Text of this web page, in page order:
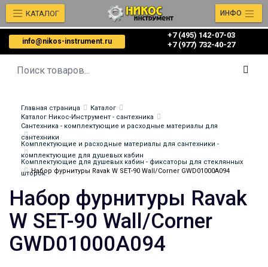
info@nikos-instrument.ru
+7 (495) 142-07-03
‎‎+7 (977) 732-40-27
КАТАЛОГ ИНФО
Главная страница
Каталог
Каталог Никос-Инструмент - сантехника
Сантехника - комплектующие и расходные материалы для
сантехники
Комплектующие и расходные материалы для сантехники -
комплектующие для душевых кабин
Комплектующие для душевых кабин - фиксаторы для стеклянных
шторок
Набор фурнитуры Ravak W SET-90 Wall/Corner GWD01000A094
Набор фурнитуры Ravak
W SET-90 Wall/Corner
GWD01000A094